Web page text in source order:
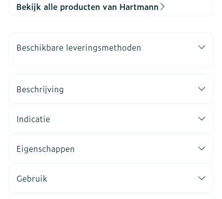
Bekijk alle producten van Hartmann
Beschikbare leveringsmethoden
Beschrijving
Indicatie
Eigenschappen
Gebruik